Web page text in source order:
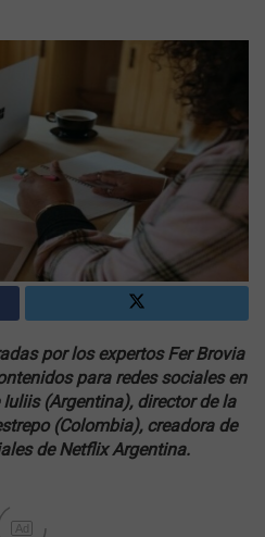
por los expertos Fer Brovia
para redes sociales en
(Argentina), director de la
(Colombia), creadora de
de Netflix Argentina.
Ad